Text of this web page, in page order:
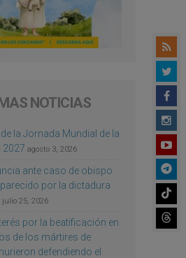
NOTICIAS
la Jornada Mundial de la
2027 agosto 3, 2026
ante caso de obispo
por la dictadura
julio 25, 2026
por la beatificación en
de los mártires de
defendiendo el